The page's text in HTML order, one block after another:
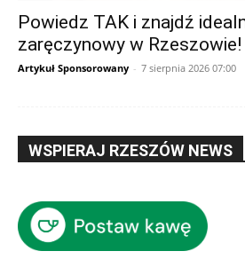
Powiedz TAK i znajdź
zaręczynowy w Rzeszowie!
Artykuł Sponsorowany - 7 sierpnia 2026 07:00
WSPIERAJ RZESZÓW NEWS